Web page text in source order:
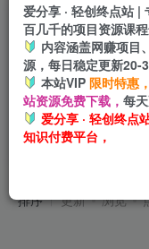
零基础搞定影视
排序 更新 浏览
爱分享 · 轻创终点站 |
百几千的项目资源课
内容涵盖网赚项目
源，每日稳定更新20-
本站VIP 限时特惠，
站资源免费下载， 每
爱分享 · 轻创终点
知识付费平台，